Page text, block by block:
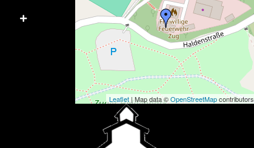
Leaflet| Map data ©OpenStreetMapcontributors